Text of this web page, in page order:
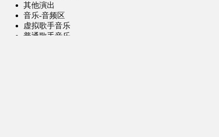
其他演出
音乐-音频区
虚拟歌手音乐
普通歌手音乐